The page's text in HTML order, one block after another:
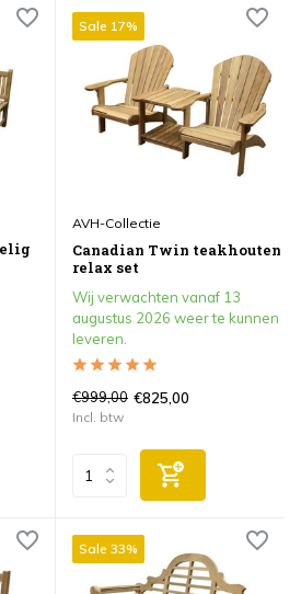
Sale 17%
AVH-Collectie
Canadian Twin teakhouten
relax set
Wij verwachten vanaf 13
augustus 2026 weer te kunnen
leveren.
€999,00 €825,00
Incl. btw
Sale 33%